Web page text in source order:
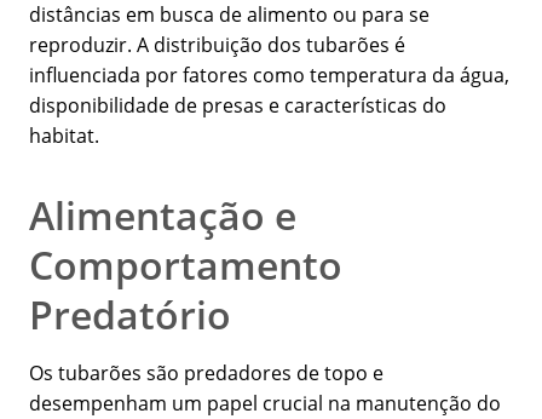
distâncias em busca de alimento ou para se
reproduzir. A distribuição dos tubarões é
influenciada por fatores como temperatura da água,
disponibilidade de presas e características do
habitat.
Alimentação e
Comportamento
Predatório
Os tubarões são predadores de topo e
desempenham um papel crucial na manutenção do